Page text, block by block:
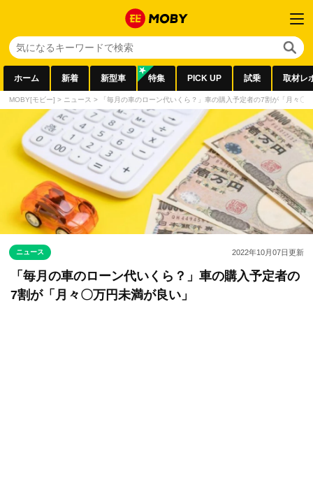
ホーム 新着 新型車 特集 PICK UP 試乗 取材レ
MOBY[モビー] > ニュース > 「毎月の車のローン代いくら？」車の購入予定者の7割が「月々〇
ニュース 2022年10月07日更新
「毎月の車のローン代いくら？」車の購入予定者の
7割が「月々〇万円未満が良い」